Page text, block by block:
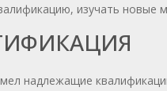
изучать новые
надлежащие